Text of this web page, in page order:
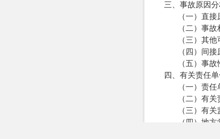
三、事故原因
（一）直
（二）事
（三）其
（四）间
（五）事
四、有关责任
（一）责任
（二） 有关
（三）有
（四）地